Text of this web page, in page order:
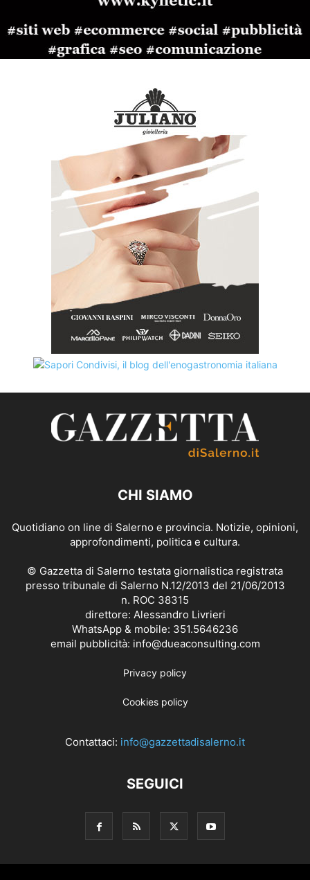
CHI SIAMO
Quotidiano on line di Salerno e provincia. Notizie, opinioni,
approfondimenti, politica e cultura.
© Gazzetta di Salerno testata giornalistica registrata
presso tribunale di Salerno N.12/2013 del 21/06/2013
n. ROC 38315
direttore: Alessandro Livrieri
WhatsApp & mobile: 351.5646236
email pubblicità: info@dueaconsulting.com
Privacy policy
Cookies policy
Contattaci: info@gazzettadisalerno.it
SEGUICI